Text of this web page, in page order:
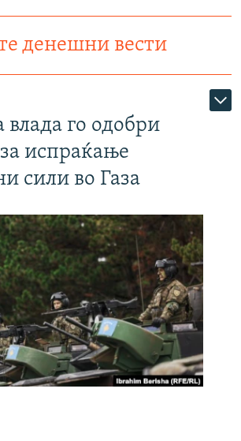
денешни вести
влада го одобри
испраќање
сили во Газа